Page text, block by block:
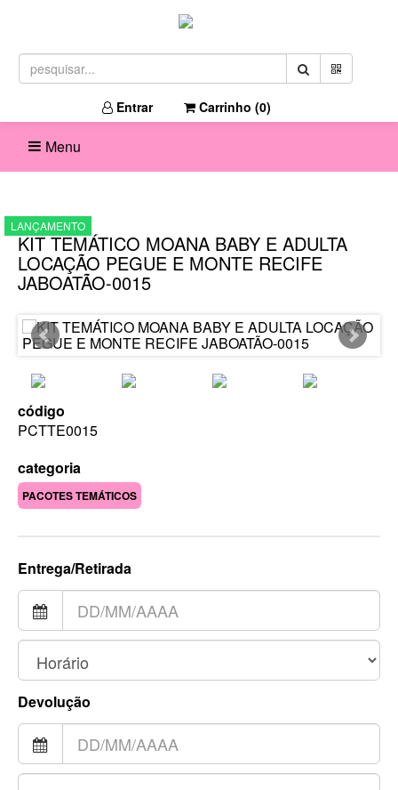
Entrar Carrinho (0)
Menu
KIT TEMÁTICO MOANA BABY E ADULTA
LOCAÇÃO PEGUE E MONTE RECIFE
JABOATÃO-0015
LANÇAMENTO
código
PCTTE0015
categoria
PACOTES TEMÁTICOS
Entrega/Retirada
Devolução